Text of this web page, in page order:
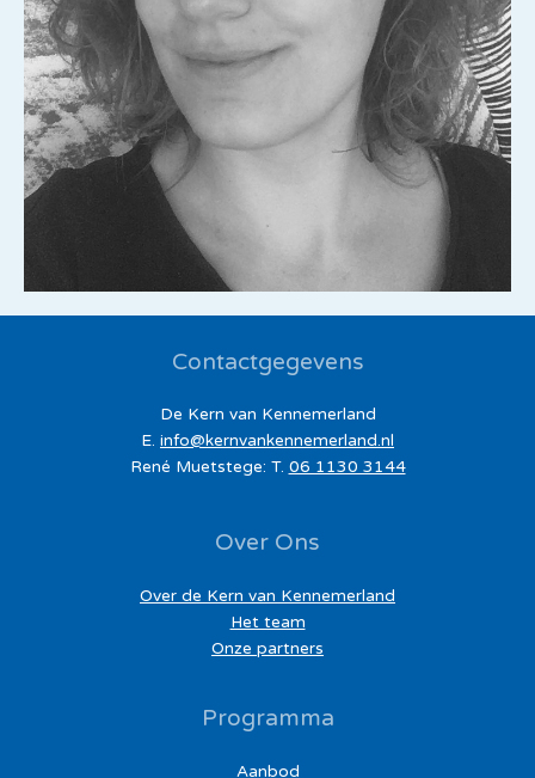
Contactgegevens
De Kern van Kennemerland
E. info@kernvankennemerland.nl
René Muetstege: T. 06 1130 3144
Over Ons
Over de Kern van Kennemerland
Het team
Onze partners
Programma
Aanbod